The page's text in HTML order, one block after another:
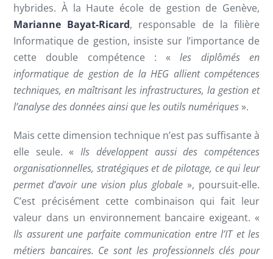
hybrides. À la Haute école de gestion de Genève,
Marianne Bayat-Ricard, responsable de la filière
Informatique de gestion, insiste sur l’importance de
cette double compétence : «les diplômés en
informatique de gestion de la HEG allient compétences
techniques, en maîtrisant les infrastructures, la gestion et
l’analyse des données ainsi que les outils numériques ».
Mais cette dimension technique n’est pas suffisante à
elle seule. «Ils développent aussi des compétences
organisationnelles, stratégiques et de pilotage, ce qui leur
permet d’avoir une vision plus globale », poursuit-elle.
C’est précisément cette combinaison qui fait leur
valeur dans un environnement bancaire exigeant. «
Ils assurent une parfaite communication entre l’IT et les
métiers bancaires. Ce sont les professionnels clés pour